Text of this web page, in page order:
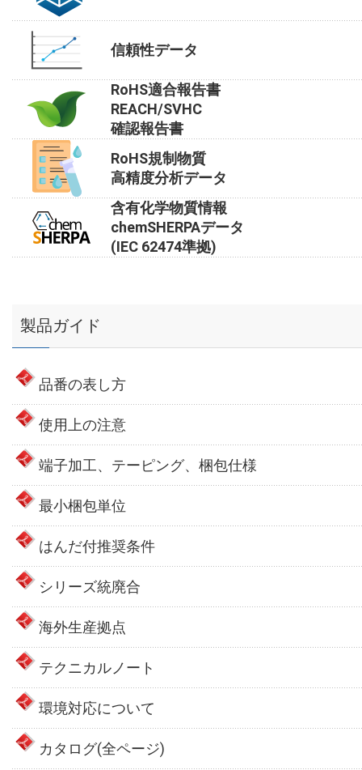
信頼性データ
RoHS適合報告書
REACH/SVHC
確認報告書
RoHS規制物質
高精度分析データ
含有化学物質情報
chemSHERPAデータ
(IEC 62474準拠)
製品ガイド
品番の表し方
使用上の注意
端子加工、テーピング、梱包仕様
最小梱包単位
はんだ付推奨条件
シリーズ統廃合
海外生産拠点
テクニカルノート
環境対応について
カタログ(全ページ)